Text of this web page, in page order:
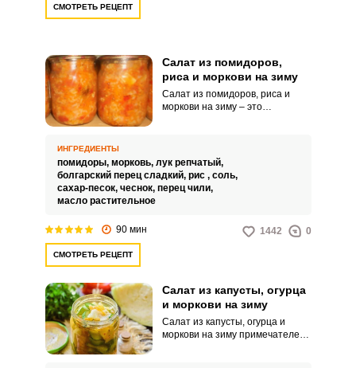
СМОТРЕТЬ РЕЦЕПТ
Салат из помидоров,
риса и моркови на зиму
Салат из помидоров, риса и
моркови на зиму – это
можно просто есть с хлебом,
подавать с горячими блюдами
или использовать в качестве
оригинального гарнира.
ИНГРЕДИЕНТЫ
помидоры, морковь, лук репчатый,
болгарский перец сладкий, рис , соль,
сахар-песок, чеснок, перец чили,
масло растительное
90 мин 1442 0
СМОТРЕТЬ РЕЦЕПТ
Салат из капусты, огурца
и моркови на зиму
Салат из капусты, огурца и
моркови на зиму примечателен